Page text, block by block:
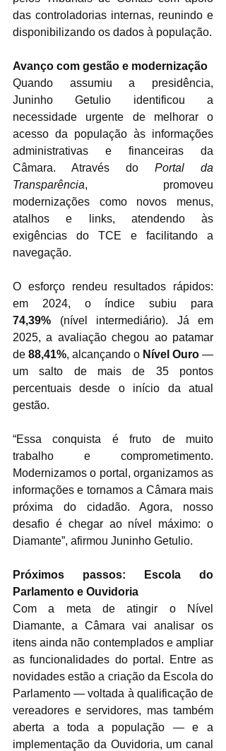
das controladorias internas, reunindo e
disponibilizando os dados à população.
Avanço com gestão e modernização
Quando assumiu a presidência,
Juninho Getulio identificou a
necessidade urgente de melhorar o
acesso da população às informações
administrativas e financeiras da
Câmara. Através do Portal da
Transparência, promoveu
modernizações como novos menus,
atalhos e links, atendendo às
exigências do TCE e facilitando a
navegação.
O esforço rendeu resultados rápidos:
74,39% (nível intermediário). Já em
2025, a avaliação chegou ao patamar
de 88,41%, alcançando o Nível Ouro —
um salto de mais de 35 pontos
percentuais desde o início da atual
gestão.
“Essa conquista é fruto de muito
trabalho e comprometimento.
Modernizamos o portal, organizamos as
informações e tornamos a Câmara mais
próxima do cidadão. Agora, nosso
desafio é chegar ao nível máximo: o
Diamante”, afirmou Juninho Getulio.
Próximos passos: Escola do
Parlamento e Ouvidoria
Com a meta de atingir o Nível
Diamante, a Câmara vai analisar os
itens ainda não contemplados e ampliar
as funcionalidades do portal. Entre as
novidades estão a criação da Escola do
Parlamento — voltada à qualificação de
vereadores e servidores, mas também
aberta a toda a população — e a
implementação da Ouvidoria, um canal